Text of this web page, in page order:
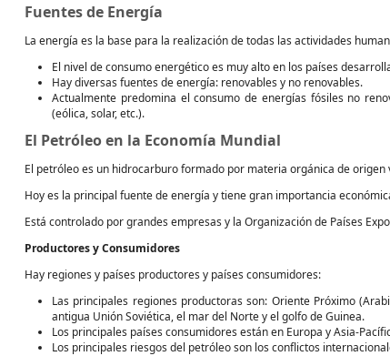
Fuentes de Energía
La energía es la base para la realización de todas las actividades
El nivel de consumo energético es muy alto en los países
Hay diversas fuentes de energía: renovables y no renovables.
Actualmente predomina el consumo de energías fósiles no
(eólica, solar, etc.).
El Petróleo en la Economía Mundial
El petróleo es un hidrocarburo formado por materia orgánica de origen
Hoy es la principal fuente de energía y tiene gran importancia
Está controlado por grandes empresas y la Organización de Países
Productores y Consumidores
Hay regiones y países productores y países consumidores:
Las principales regiones productoras son: Oriente Próximo
antigua Unión Soviética, el mar del Norte y el golfo de Guinea.
Los principales países consumidores están en Europa y Asia-
Los principales riesgos del petróleo son los conflictos